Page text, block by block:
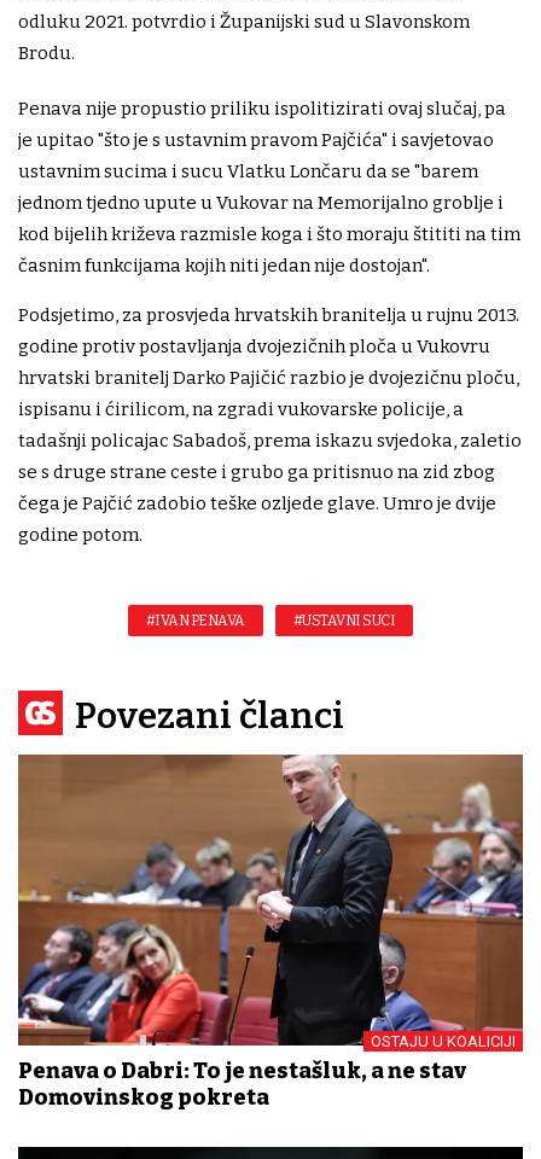
odluku 2021. potvrdio i Županijski sud u Slavonskom
Brodu.
Penava nije propustio priliku ispolitizirati ovaj slučaj, pa
je upitao "što je s ustavnim pravom Pajčića" i savjetovao
ustavnim sucima i sucu Vlatku Lončaru da se "barem
jednom tjedno upute u Vukovar na Memorijalno groblje i
kod bijelih križeva razmisle koga i što moraju štititi na tim
časnim funkcijama kojih niti jedan nije dostojan".
Podsjetimo, za prosvjeda hrvatskih branitelja u rujnu 2013.
godine protiv postavljanja dvojezičnih ploča u Vukovru
hrvatski branitelj Darko Pajičić razbio je dvojezičnu ploču,
ispisanu i ćirilicom, na zgradi vukovarske policije, a
tadašnji policajac Sabadoš, prema iskazu svjedoka, zaletio
se s druge strane ceste i grubo ga pritisnuo na zid zbog
čega je Pajčić zadobio teške ozljede glave. Umro je dvije
godine potom.
#IVAN PENAVA #USTAVNI SUCI
Povezani članci
OSTAJU U KOALICIJI
Penava o Dabri: To je nestašluk, a ne stav
Domovinskog pokreta